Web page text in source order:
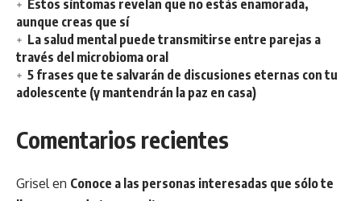
Estos síntomas revelan que no estás enamorada,
aunque creas que sí
La salud mental puede transmitirse entre parejas a
través del microbioma oral
5 frases que te salvarán de discusiones eternas con tu
adolescente (y mantendrán la paz en casa)
Comentarios recientes
Grisel en Conoce a las personas interesadas que sólo te